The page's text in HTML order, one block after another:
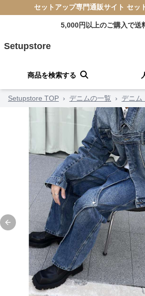
セットアップ専門通販サイト セッ
5,000円以上のご購入で送
Setupstore
商品を検索する
Setupstore TOP › デニムの一覧 › デニ
Previous slide